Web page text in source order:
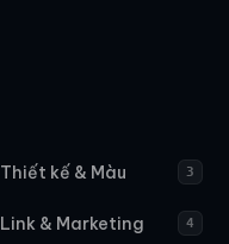
Thiết kế & Màu 3
Link & Marketing 4